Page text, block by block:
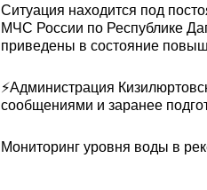
Ситуация находится под
МЧС России по Республике
приведены в состояние
⚡️Администрация
сообщениями и заранее
Мониторинг уровня воды в